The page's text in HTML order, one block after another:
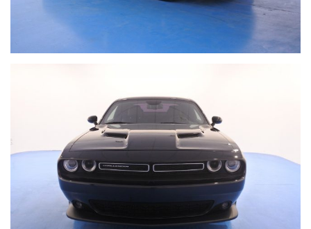
Percorrenza attuale: 54508 km
terminali di scarico sportivi per un sound migliore, interni
casse, sistema di navigazione Uconnect 8.4" con mappe
europa e lingua italiana, telecamera di retromarcia, bluetooth
vivavoce, sedili anteriori riscaldabili, regolazione sedile guida
elettrica, fendinebbia, Apple car play e Android auto,
climatizzatore automatico bizona, monitoraggio pressione
pneumatici, sensore luci, fari xenon, specchi regolabili
elettronicamente, cruise control, apertura keyless, specchio
interno fotocromatico.